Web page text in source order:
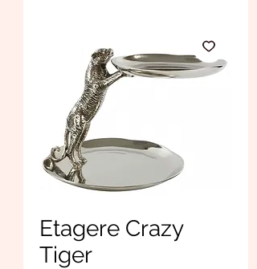
Etagere Crazy
Tiger